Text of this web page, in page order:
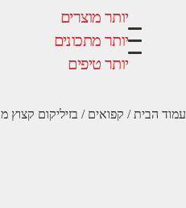
יותר מוצרים
יותר מתכונים
יותר טיפים
/קפואים/ בזיליקום קצוץ מוקפא